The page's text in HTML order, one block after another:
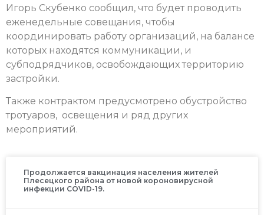
Игорь Скубенко сообщил, что будет проводить
еженедельные совещания, чтобы
координировать работу организаций, на балансе
которых находятся коммуникации, и
субподрядчиков, освобождающих территорию
застройки.
Также контрактом предусмотрено обустройство
тротуаров, освещения и ряд других
мероприятий.
Продолжается вакцинация населения жителей
Плесецкого района от новой короновирусной
инфекции COVID-19.